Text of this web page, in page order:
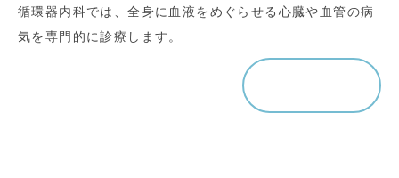
循環器内科では、全身に血液をめぐらせる心臓や血管の病
気を専門的に診療します。